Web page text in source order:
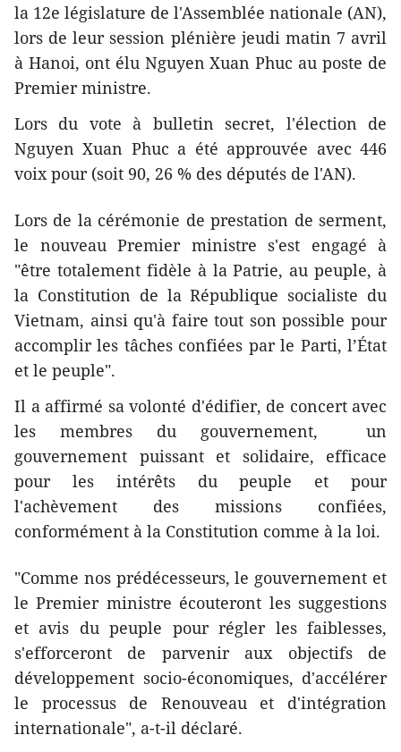
la 12e législature de l'Assemblée nationale (AN),
lors de leur session plénière jeudi matin 7 avril
à Hanoi, ont élu Nguyen Xuan Phuc au poste de
Premier ministre.
Lors du vote à bulletin secret, l'élection de
Nguyen Xuan Phuc a été approuvée avec 446
voix pour (soit 90, 26 % des députés de l'AN).
Lors de la cérémonie de prestation de serment,
le nouveau Premier ministre s'est engagé à
"être totalement fidèle à la Patrie, au peuple, à
la Constitution de la République socialiste du
Vietnam, ainsi qu'à faire tout son possible pour
accomplir les tâches confiées par le Parti, l’État
et le peuple".
​Il a affirmé sa volonté d'édifier, de concert avec
les membres du gouvernement, un
gouvernement puissant et solidaire, efficace
pour les intérêts du peuple et pour
l'achèvement des missions confiées,
conformément à la Constitution comme à la loi.
"Comme nos prédécesseurs, le gouvernement et
le Premier ministre écouteront les suggestions
et avis du peuple pour régler les faiblesses,
s'efforceront de parvenir aux objectifs de
développement socio-économiques, d'accélérer
le processus de Renouveau et d'intégration
internationale", a-t-il déclaré.